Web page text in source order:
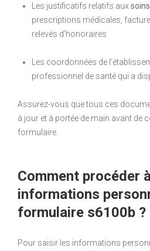
Les justificatifs relatifs aux
prescriptions médicales,
relevés d’honoraires
Les coordonnées de
professionnel de santé qui a
Assurez-vous que tous ces
à jour et à portée de main avant de
formulaire.
Comment procéder
informations
formulaire s6100b ?
Pour saisir les informations